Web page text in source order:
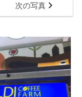
次の写真